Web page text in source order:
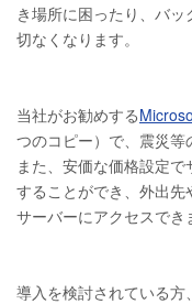
き場所に困ったり、バ
切なくなります。
当社がお勧めする
つのコピー）で、震災等
また、安価な価格設定
することができ、外出
サーバーにアクセスでき
導入を検討されている方